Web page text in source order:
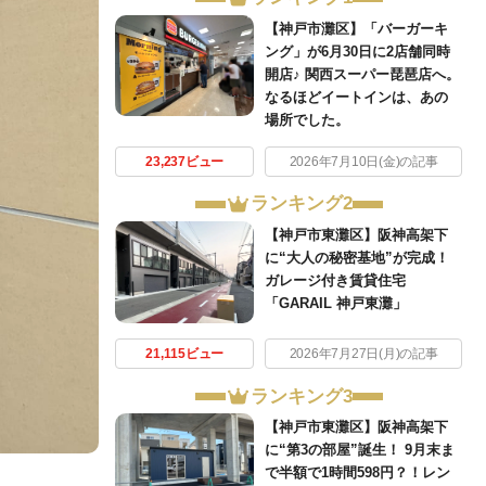
【神戸市灘区】「バーガーキ
ング」が6月30日に2店舗同時
開店♪ 関西スーパー琵琶店へ。
なるほどイートインは、あの
場所でした。
23,237ビュー 2026年7月10日(金)の記事
ランキング2
【神戸市東灘区】阪神高架下
に“大人の秘密基地”が完成！
ガレージ付き賃貸住宅
「GARAIL 神戸東灘」
21,115ビュー 2026年7月27日(月)の記事
ランキング3
【神戸市東灘区】阪神高架下
に“第3の部屋”誕生！ 9月末ま
で半額で1時間598円？！レン